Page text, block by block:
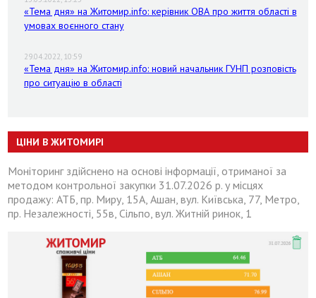
«Тема дня» на Житомир.info: керівник ОВА про життя області в
умовах воєнного стану
29.04.2022, 10:59
«Тема дня» на Житомир.info: новий начальник ГУНП розповість
про ситуацію в області
ЦІНИ В ЖИТОМИРІ
Моніторинг здійснено на основі інформації, отриманої за
методом контрольної закупки 31.07.2026 р. у місцях
продажу: АТБ, пр. Миру, 15А, Ашан, вул. Київська, 77, Метро,
пр. Незалежності, 55в, Сільпо, вул. Житній ринок, 1